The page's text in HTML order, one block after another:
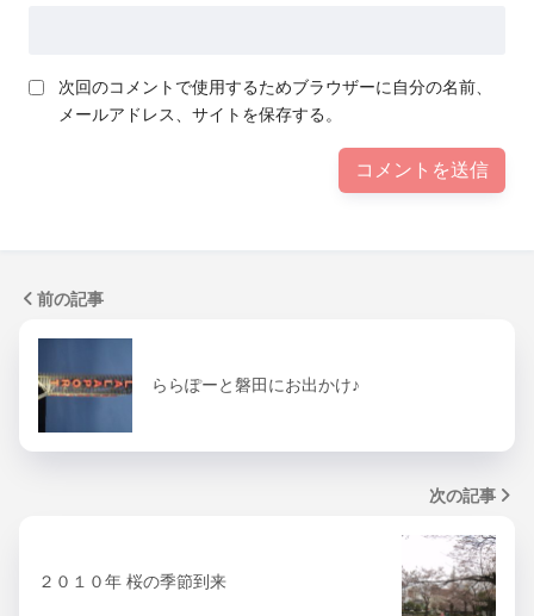
次回のコメントで使用するためブラウザーに自分の名前、
メールアドレス、サイトを保存する。
前の記事
ららぽーと磐田にお出かけ♪
次の記事
２０１０年 桜の季節到来